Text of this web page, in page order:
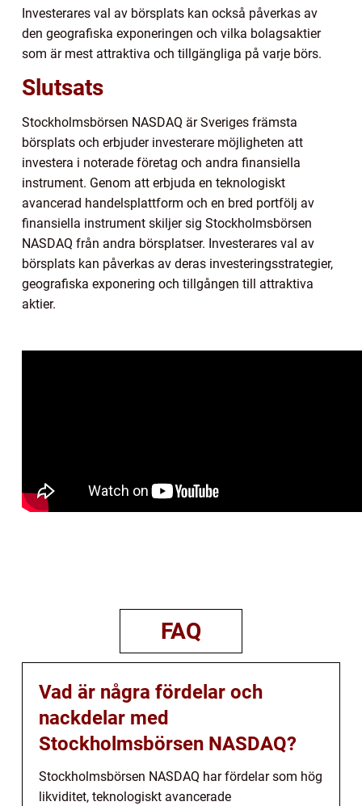
Investerares val av börsplats kan också påverkas av
den geografiska exponeringen och vilka bolagsaktier
som är mest attraktiva och tillgängliga på varje börs.
Slutsats
Stockholmsbörsen NASDAQ är Sveriges främsta
börsplats och erbjuder investerare möjligheten att
investera i noterade företag och andra finansiella
instrument. Genom att erbjuda en teknologiskt
avancerad handelsplattform och en bred portfölj av
finansiella instrument skiljer sig Stockholmsbörsen
NASDAQ från andra börsplatser. Investerares val av
börsplats kan påverkas av deras investeringsstrategier,
geografiska exponering och tillgången till attraktiva
aktier.
FAQ
Vad är några fördelar och
nackdelar med
Stockholmsbörsen NASDAQ?
Stockholmsbörsen NASDAQ har fördelar som hög
likviditet, teknologiskt avancerade